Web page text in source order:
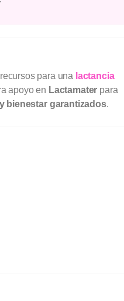
para una lactancia
apoyo en Lactamater para
bienestar garantizados.